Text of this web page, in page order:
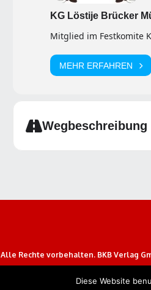
KG Löstije Brücker
Mitglied im Festkomite
MEHR ERFAHREN
Wegbeschreibung
Alle Rechte vorbehalten. BKB Verlag
Diese Website